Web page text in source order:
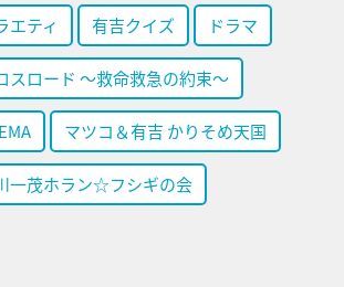
エティ 有吉クイズ ドラマ
スロード ～救命救急の約束～
マツコ＆有吉 かりそめ天国
一茂ホラン☆フシギの会